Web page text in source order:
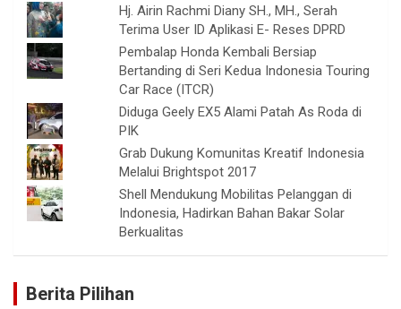
Hj. Airin Rachmi Diany SH., MH., Serah
Terima User ID Aplikasi E- Reses DPRD
Pembalap Honda Kembali Bersiap
Bertanding di Seri Kedua Indonesia Touring
Car Race (ITCR)
Diduga Geely EX5 Alami Patah As Roda di
PIK
Grab Dukung Komunitas Kreatif Indonesia
Melalui Brightspot 2017
Shell Mendukung Mobilitas Pelanggan di
Indonesia, Hadirkan Bahan Bakar Solar
Berkualitas
Berita Pilihan